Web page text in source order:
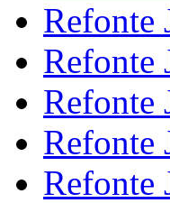
Refonte
Refonte
Refonte
Refonte
Refonte